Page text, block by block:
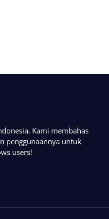
Kami membahas
penggunaannya untuk
users!